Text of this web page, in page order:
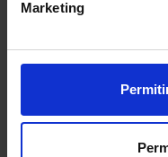
Marketing